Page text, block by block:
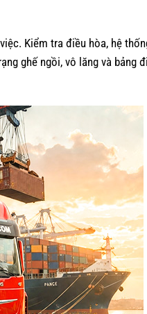
Kiểm tra điều hòa, hệ
ghế ngồi, vô lăng và bảng